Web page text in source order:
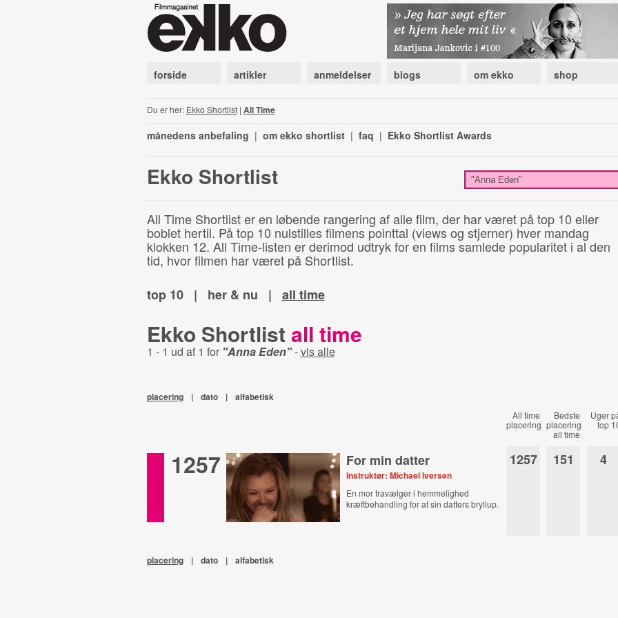
forside artikler anmeldelser blogs om ekko shop
Du er her: Ekko Shortlist| All Time
månedens anbefaling | om ekko shortlist | faq | Ekko Shortlist Awards
Ekko Shortlist
All Time Shortlist er en løbende rangering af alle film, der har været på top 10 eller
boblet hertil. På top 10 nulstilles filmens pointtal (views og stjerner) hver mandag
klokken 12. All Time-listen er derimod udtryk for en films samlede popularitet i al den
tid, hvor filmen har været på Shortlist.
top 10
| her & nu | all time
Ekko Shortlist all time
1 - 1 ud af 1 for "Anna Eden"-vis alle
placering | dato | alfabetisk
All time
placering
Bedste
placering
all time
Uger
top
1257 For min datter
Instruktør: Michael Iversen
En mor fravælger i hemmelighed
kræftbehandling for at sin datters bryllup.
1257 151 4
placering | dato | alfabetisk